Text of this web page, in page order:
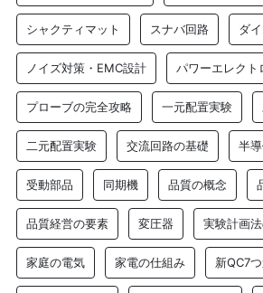
シャクティマット スナバ回路 ダ
ノイズ対策・EMC設計 パワーエレクト
プローブの完全攻略 一元配置実験
二元配置実験 交流回路の基礎 半
受動部品 同期機 品質の概念
品質経営の要素 変圧器 実験計画
家庭の電気 家電の仕組み 新QC7